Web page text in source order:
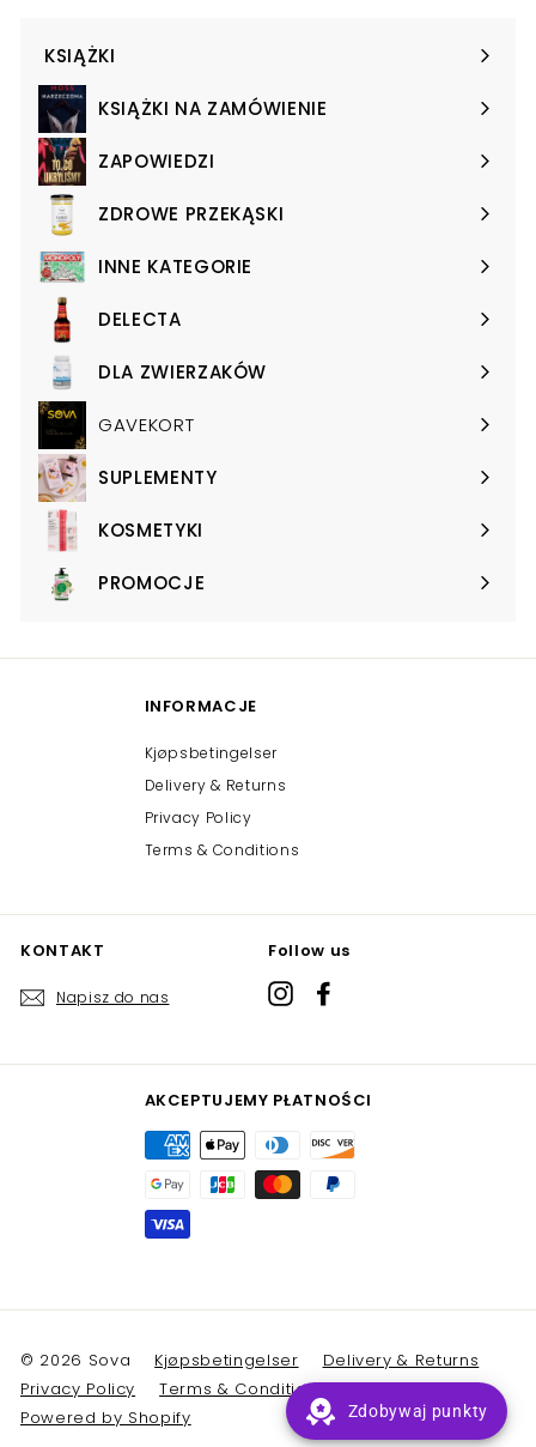
KSIĄŻKI
Expand
submenuKSIĄŻKI NA ZAMÓWIENIE
Expand
submenuZAPOWIEDZI
Expand
submenuZDROWE PRZEKĄSKI
Expand
submenuINNE KATEGORIE
Expand
submenuDELECTA
Expand
submenuDLA ZWIERZAKÓW
Expand
submenuGAVEKORT
SUPLEMENTY
Expand
submenuKOSMETYKI
Expand
submenuPROMOCJE
Expand
INFORMACJE
Kjøpsbetingelser
Delivery & Returns
Privacy Policy
Terms & Conditions
KONTAKT
Napisz do nas
Follow us
Instagram
AKCEPTUJEMY PŁATNOŚCI
© 2026 Sova Kjøpsbetingelser
Delivery & Returns
Privacy Policy
Terms & Conditions
Powered by Shopify
Zdobywaj punkty